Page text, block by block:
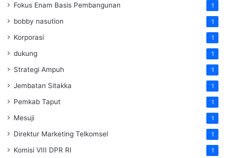
Fokus Enam Basis Pembangunan 1
bobby nasution 1
Korporasi 1
dukung 1
Strategi Ampuh 1
Jembatan Sitakka 1
Pemkab Taput 1
Mesuji 1
Direktur Marketing Telkomsel 1
Komisi VIII DPR RI 1